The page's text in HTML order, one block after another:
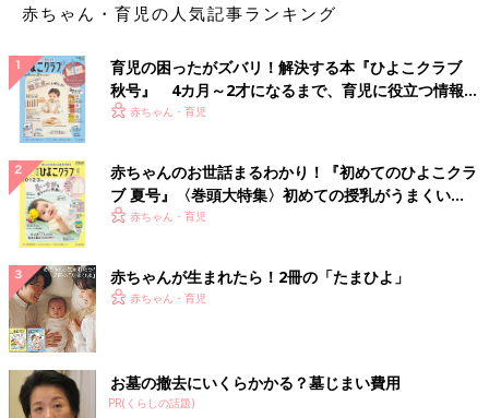
赤ちゃん・育児の人気記事ランキング
育児の困ったがズバリ！解決する本『ひよこクラブ
秋号』 4カ月～2才になるまで、育児に役立つ情報が
いっぱい！
赤ちゃん・育児
赤ちゃんのお世話まるわかり！『初めてのひよこクラ
ブ 夏号』〈巻頭大特集〉初めての授乳がうまくい
く！ おっぱい・ミルクの基本と夏のトラブル 解決テ
赤ちゃん・育児
赤ちゃんが生まれたら！2冊の「たまひよ」
赤ちゃん・育児
お墓の撤去にいくらかかる？墓じまい費用
PR(くらしの話題)